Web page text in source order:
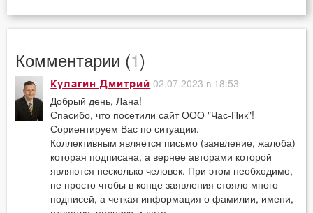
Комментарии (1)
Кулагин Дмитрий 02.07.2023 в 18:53
Добрый день, Лана!
Спасибо, что посетили сайт ООО "Час-Пик"!
Сориентируем Вас по ситуации.
Коллективным является письмо (заявление, жалоба)
которая подписана, а вернее авторами которой
являются несколько человек. При этом необходимо,
не просто чтобы в конце заявления стояло много
подписей, а четкая информация о фамилии, имени,